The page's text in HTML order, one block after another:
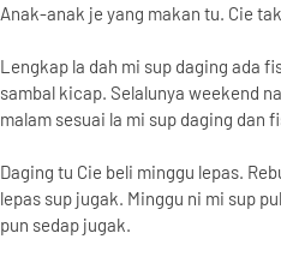
Anak-anak je yang makan tu. Cie
Lengkap la dah mi sup daging ada
sambal kicap. Selalunya weekend
malam sesuai la mi sup daging dan
Daging tu Cie beli minggu lepas.
lepas sup jugak. Minggu ni mi sup
pun sedap jugak.